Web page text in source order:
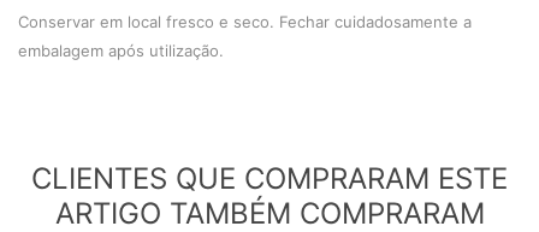
Conservar em local fresco e seco. Fechar cuidadosamente a
embalagem após utilização.
CLIENTES QUE COMPRARAM ESTE
ARTIGO TAMBÉM COMPRARAM